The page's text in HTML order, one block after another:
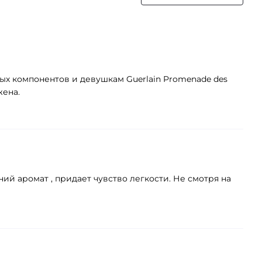
компонентов и девушкам Guerlain Promenade des
аромат , придает чувство легкости. Не смотря на